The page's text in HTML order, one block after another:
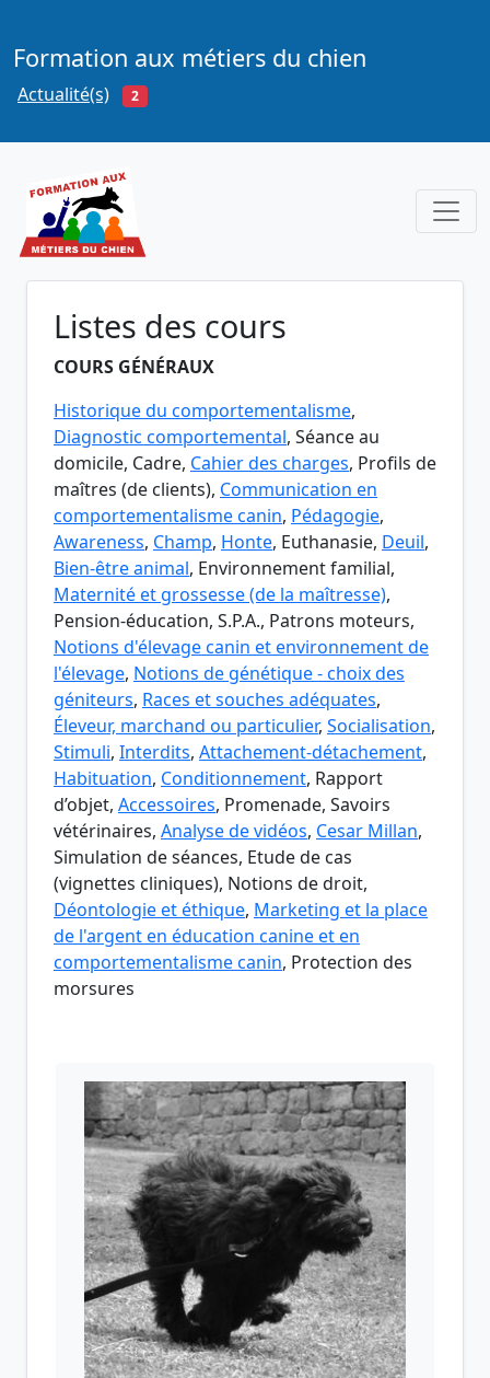
Formation aux métiers du chien
Actualité(s) 2
Listes des cours
COURS GÉNÉRAUX
Historique du comportementalisme,
Diagnostic comportemental, Séance au
domicile, Cadre, Cahier des charges, Profils de
maîtres (de clients), Communication en
comportementalisme canin, Pédagogie,
Awareness, Champ, Honte, Euthanasie, Deuil,
Bien-être animal, Environnement familial,
Maternité et grossesse (de la maîtresse),
Pension-éducation, S.P.A., Patrons moteurs,
Notions d'élevage canin et environnement de
l'élevage, Notions de génétique - choix des
géniteurs, Races et souches adéquates,
Éleveur, marchand ou particulier, Socialisation,
Stimuli, Interdits, Attachement-détachement,
Habituation, Conditionnement, Rapport
d’objet, Accessoires, Promenade, Savoirs
vétérinaires, Analyse de vidéos, Cesar Millan,
Simulation de séances, Etude de cas
(vignettes cliniques), Notions de droit,
Déontologie et éthique, Marketing et la place
de l'argent en éducation canine et en
comportementalisme canin, Protection des
morsures